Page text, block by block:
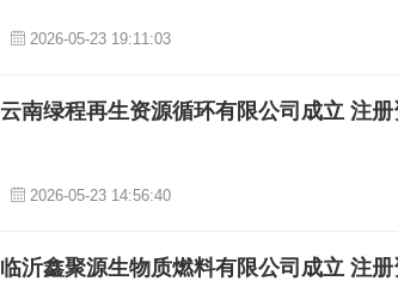
2026-05-23 19:11:03
云南绿程再生资源循环有限公司成立 注
2026-05-23 14:56:40
临沂鑫聚源生物质燃料有限公司成立 注